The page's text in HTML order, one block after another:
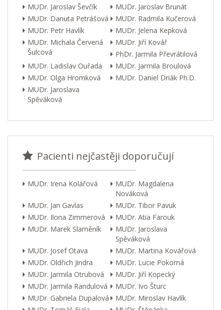
MUDr. Jaroslav Ševčík
MUDr. Jaroslav Brunát
MUDr. Danuta Petrášová
MUDr. Radmila Kučerová
MUDr. Petr Havlík
MUDr. Jelena Kepková
MUDr. Michala Červená
Šulcová
MUDr. Jiří Kovář
PhDr. Jarmila Převrátilová
MUDr. Ladislav Ouřada
MUDr. Jarmila Broulová
MUDr. Olga Hromková
MUDr. Daniel Driák Ph.D.
MUDr. Jaroslava
Spěváková
Pacienti nejčastěji doporučují
MUDr. Irena Kolářová
MUDr. Magdalena
Nováková
MUDr. Jan Gavlas
MUDr. Tibor Pavuk
MUDr. Ilona Zimmerová
MUDr. Atia Farouk
MUDr. Marek Slaměník
MUDr. Jaroslava
Spěváková
MUDr. Josef Otava
MUDr. Martina Kovářová
MUDr. Oldřich Jindra
MUDr. Lucie Pokorná
MUDr. Jarmila Otrubová
MUDr. Jiří Kopecký
MUDr. Jarmila Randulová
MUDr. Ivo Šturc
MUDr. Gabriela Dupalová
MUDr. Miroslav Havlík